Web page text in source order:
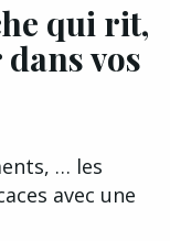
qui rit,
vos
… les
avec une